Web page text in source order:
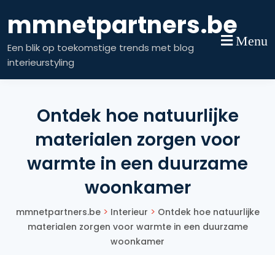
to
content
mmnetpartners.be
Een blik op toekomstige trends met blog
interieurstyling
Menu
Ontdek hoe natuurlijke
materialen zorgen voor
warmte in een duurzame
woonkamer
mmnetpartners.be> Interieur > Ontdek hoe natuurlijke
materialen zorgen voor warmte in een duurzame
woonkamer